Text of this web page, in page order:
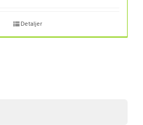
Detaljer